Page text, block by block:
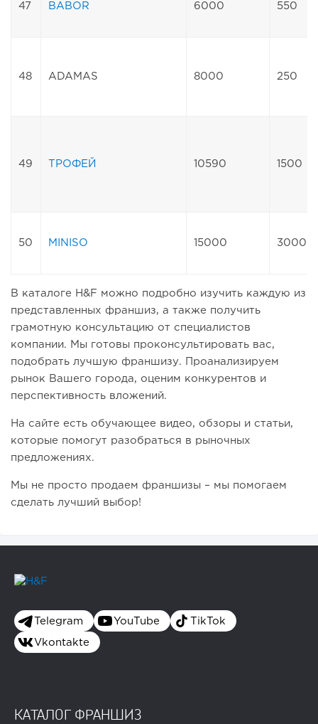
47 BABOR 6000 550
48 ADAMAS 8000 250
49 ТРОФЕЙ 10590 1500
50 MINISO 15000 3000
В каталоге H&F можно подробно изучить каждую из
представленных франшиз, а также получить
грамотную консультацию от специалистов
компании. Мы готовы проконсультировать вас,
подобрать лучшую франшизу. Проанализируем
рынок Вашего города, оценим конкурентов и
перспективность вложений.
На сайте есть обучающее видео, обзоры и статьи,
которые помогут разобраться в рыночных
предложениях.
Мы не просто продаем франшизы – мы помогаем
сделать лучший выбор!
Telegram YouTube TikTok
Vkontakte
КАТАЛОГ ФРАНШИЗ